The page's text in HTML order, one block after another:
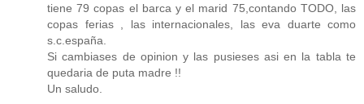
tiene 79 copas el barca y el marid 75,contando TODO, las
copas ferias , las internacionales, las eva duarte como
s.c.españa.
Si cambiases de opinion y las pusieses asi en la tabla te
quedaria de puta madre !!
Un saludo.